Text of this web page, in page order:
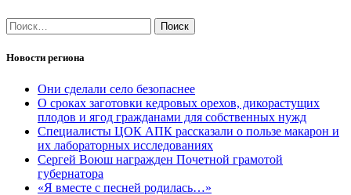
Найти:
Новости региона
Они сделали село безопаснее
О сроках заготовки кедровых орехов, дикорастущих
плодов и ягод гражданами для собственных нужд
Специалисты ЦОК АПК рассказали о пользе макарон и
их лабораторных исследованиях
Сергей Воюш награжден Почетной грамотой
губернатора
«Я вместе с песней родилась…»